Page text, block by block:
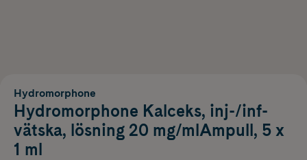
Hydromorphone
Hydromorphone Kalceks, inj-/inf-
vätska, lösning 20 mg/mlAmpull, 5 x
1 ml